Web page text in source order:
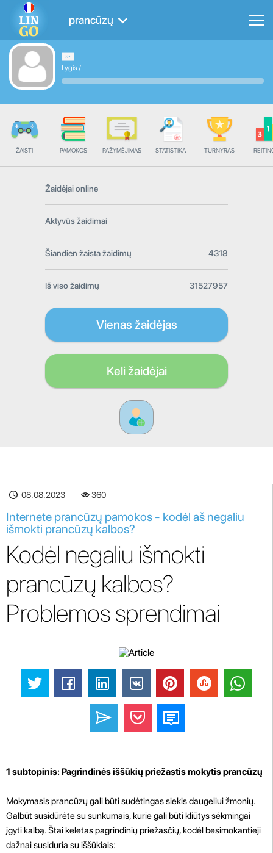
prancūzų
Lygis /
ŽAISTI PAMOKOS PAŽYMĖJIMAS STATISTIKA TURNYRAS
Žaidėjai online
Aktyvūs žaidimai
Šiandien žaista žaidimų 4318
Iš viso žaidimų 31527957
Vienas žaidėjas
Keli žaidėjai
08.08.2023 360
Internete prancūzų pamokos - kodėl aš negaliu
išmokti prancūzų kalbos?
Kodėl negaliu išmokti
prancūzų kalbos?
Problemos sprendimai
1 subtopinis: Pagrindinės iššūkių priežastis mokytis prancūzų
Mokymasis prancūzų gali būti sudėtingas siekis daugeliui žmonių.
Galbūt susidūrėte su sunkumais, kurie gali būti kliūtys sėkmingai
įgyti kalbą. Štai keletas pagrindinių priežasčių, kodėl besimokantieji
dažnai susiduria su iššūkiais: